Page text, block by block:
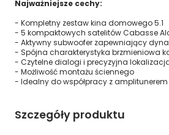
Najważniejsze cechy:
- Kompletny zestaw kina domowego 5.1
- 5 kompaktowych satelitów Cabasse
- Aktywny subwoofer zapewniający
- Spójna charakterystyka brzmieniowa
- Czytelne dialogi i precyzyjna
- Możliwość montażu ściennego
- Idealny do współpracy z amplitunerem
Szczegóły produktu